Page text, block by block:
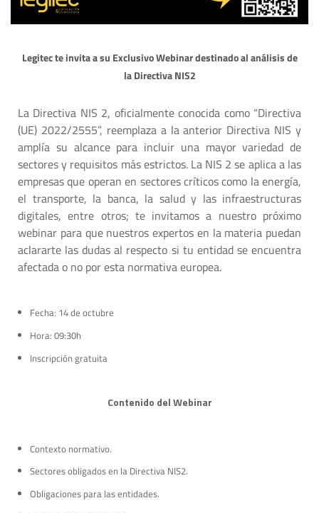
Legitecte invita a su ExclusivoWebinar destinado al análisis de
la Directiva NIS2
La Directiva NIS 2, oficialmente conocida como “Directiva
(UE) 2022/2555”, reemplaza a la anterior Directiva NIS y
amplía su alcance para incluir una mayor variedad de
sectores y requisitos más estrictos. La NIS 2 se aplica a las
empresas que operan en sectores críticos como la energía,
el transporte, la banca, la salud y las infraestructuras
digitales, entre otros; te invitamos a nuestro próximo
webinar para que nuestros expertos en la materia puedan
aclararte las dudas al respecto si tu entidad se encuentra
afectada o no por esta normativa europea.
Fecha: 14 de octubre
Hora: 09:30h
Inscripción gratuita
Contenido del Webinar
Contexto normativo.
Sectores obligados en la Directiva NIS2.
Obligaciones para las entidades.